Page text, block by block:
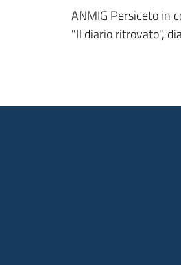
ANMIG Persiceto in
"Il diario ritrovato",